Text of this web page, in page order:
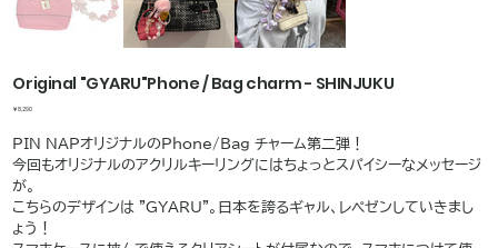
Original "GYARU"Phone / Bag charm - SHINJUKU
価
￥8,290
PIN NAPオリジナルのPhone/Bag チャーム第二弾！
今回もオリジナルのアクリルキーリングにはちょっとスパイシーなメッセージ
が。
こちらのデザインは "GYARU"。日本を誇るギャル、レペゼンしていきまし
ょう！